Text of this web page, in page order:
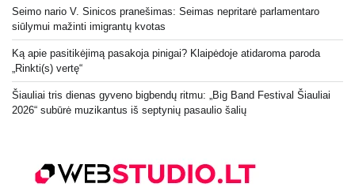
Seimo nario V. Sinicos pranešimas: Seimas nepritarė parlamentaro
siūlymui mažinti imigrantų kvotas
Ką apie pasitikėjimą pasakoja pinigai? Klaipėdoje atidaroma paroda
„Rinkti(s) vertę“
Šiauliai tris dienas gyveno bigbendų ritmu: „Big Band Festival Šiauliai
2026“ subūrė muzikantus iš septynių pasaulio šalių